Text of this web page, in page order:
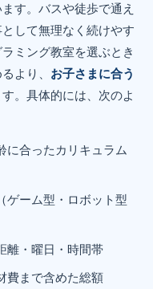
す。バスや徒歩で通え
して無理なく続けやす
ミング教室を選ぶとき
より、 お子さまに合う
。具体的には、次のよ
に合ったカリキュラム
ゲーム型・ロボット型
離・曜日・時間帯
費まで含めた総額